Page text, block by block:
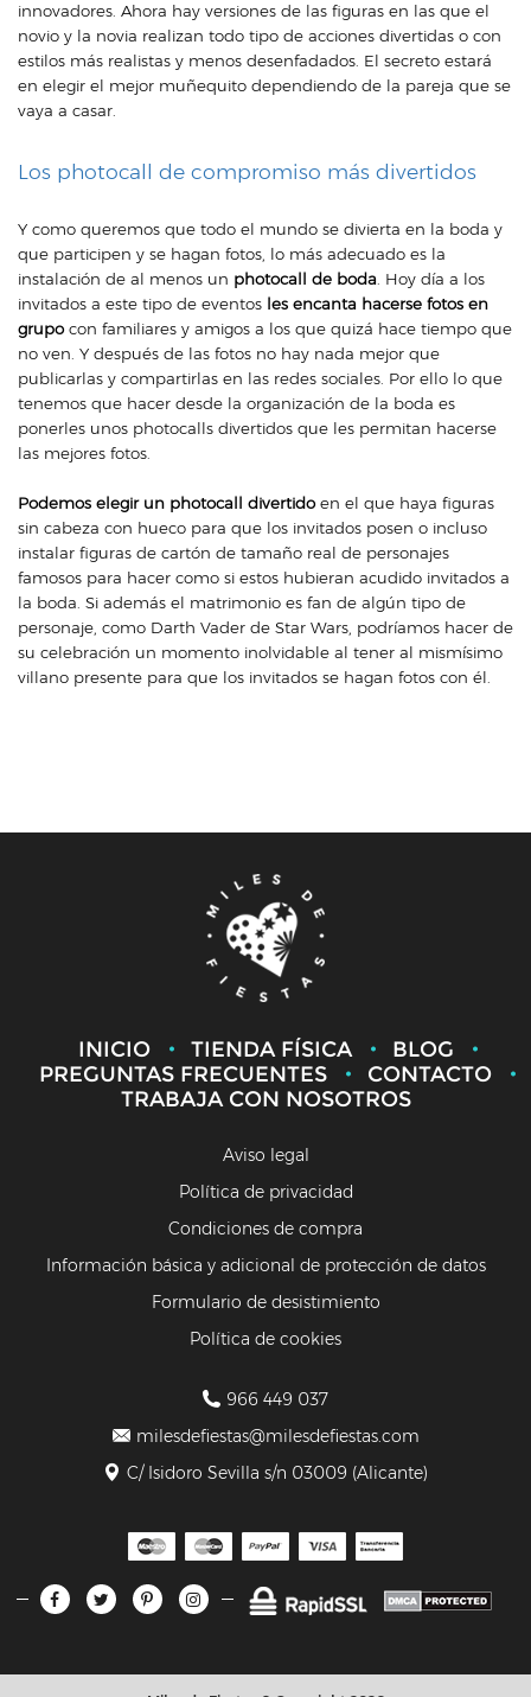
innovadores. Ahora hay versiones de las figuras en las que el
novio y la novia realizan todo tipo de acciones divertidas o con
estilos más realistas y menos desenfadados. El secreto estará
en elegir el mejor muñequito dependiendo de la pareja que se
vaya a casar.
Los photocall de compromiso más divertidos
Y como queremos que todo el mundo se divierta en la boda y
que participen y se hagan fotos, lo más adecuado es la
instalación de al menos un photocall de boda . Hoy día a los
invitados a este tipo de eventos les encanta hacerse fotos en
grupocon familiares y amigos a los que quizá hace tiempo que
no ven. Y después de las fotos no hay nada mejor que
publicarlas y compartirlas en las redes sociales. Por ello lo que
tenemos que hacer desde la organización de la boda es
ponerles unos photocalls divertidos que les permitan hacerse
las mejores fotos.
Podemos elegir un photocall divertidoen el que haya figuras
sin cabeza con hueco para que los invitados posen o incluso
instalar figuras de cartón de tamaño real de personajes
famosos para hacer como si estos hubieran acudido invitados a
la boda. Si además el matrimonio es fan de algún tipo de
personaje, como Darth Vader de Star Wars, podríamos hacer de
su celebración un momento inolvidable al tener al mismísimo
villano presente para que los invitados se hagan fotos con él.
INICIO TIENDA FÍSICA
BLOG
PREGUNTAS FRECUENTES
CONTACTO
TRABAJA CON NOSOTROS
Aviso legal
Política de privacidad
Condiciones de compra
Información básica y adicional de protección de datos
Formulario de desistimiento
Política de cookies
966 449 037
milesdefiestas@milesdefiestas.com
C/ Isidoro Sevilla s/n 03009 (Alicante)